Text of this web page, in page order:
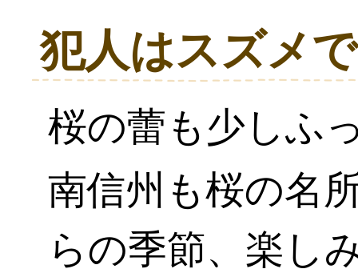
犯人はスズメ
桜の蕾も少しふ
南信州も桜の名
らの季節、楽し